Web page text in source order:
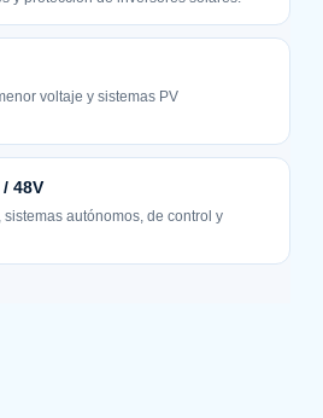
voltaje y sistemas PV
48V
autónomos, de control y